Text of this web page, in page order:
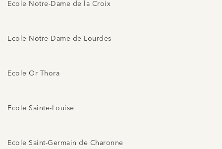
Ecole Notre-Dame de la Croix
Ecole Notre-Dame de Lourdes
Ecole Or Thora
Ecole Sainte-Louise
Ecole Saint-Germain de Charonne